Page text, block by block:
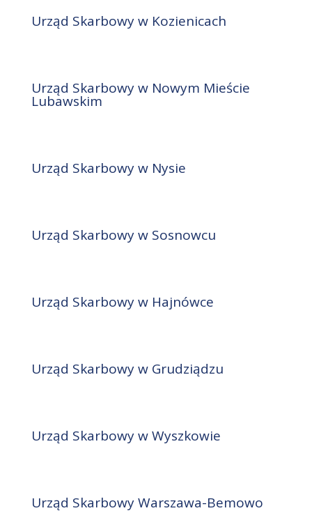
Urząd Skarbowy w Kozienicach
Urząd Skarbowy w Nowym Mieście
Lubawskim
Urząd Skarbowy w Nysie
Urząd Skarbowy w Sosnowcu
Urząd Skarbowy w Hajnówce
Urząd Skarbowy w Grudziądzu
Urząd Skarbowy w Wyszkowie
Urząd Skarbowy Warszawa-Bemowo